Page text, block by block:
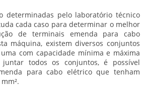
determinadas pelo laboratório técnico
cada caso para determinar o melhor
de terminais emenda para cabo
máquina, existem diversos conjuntos
com capacidade mínima e máxima
todos os conjuntos, é possível
para cabo elétricoque tenham